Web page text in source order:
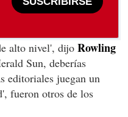
alto nivel', dijo Rowling
Sun, deberías
editoriales juegan un
fueron otros de los